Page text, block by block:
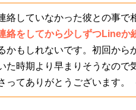
絡していなかった彼との事で
絡をしてから少しずつLineか
かもしれないです。初回から
た時期より早まりそうなので
てありがとうございます。